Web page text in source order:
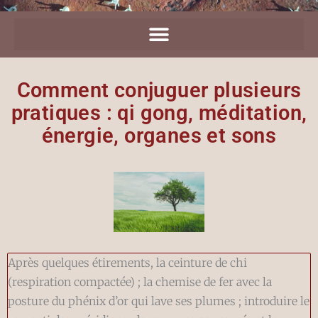
Comment conjuguer plusieurs
pratiques : qi gong, méditation,
énergie, organes et sons
Après quelques étirements, la ceinture de chi
(respiration compactée) ; la chemise de fer avec la
posture du phénix d’or qui lave ses plumes ; introduire le